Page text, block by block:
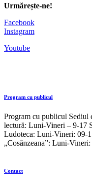
Urmărește-ne!
Facebook
Instagram
Youtube
Program cu publicul
Program cu publicul Sediul
lectură: Luni-Vineri – 9-17
Ludoteca: Luni-Vineri: 09-
„Cosânzeana”: Luni-
Contact